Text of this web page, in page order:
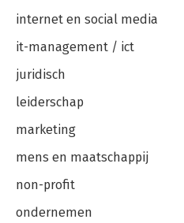
internet en social media
it-management / ict
juridisch
leiderschap
marketing
mens en maatschappij
non-profit
ondernemen